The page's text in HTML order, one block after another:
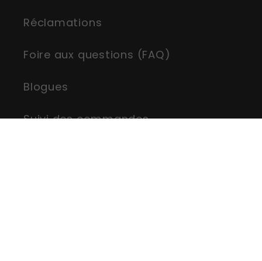
Réclamations
Foire aux questions (FAQ)
Blogues
Suivi des commandes